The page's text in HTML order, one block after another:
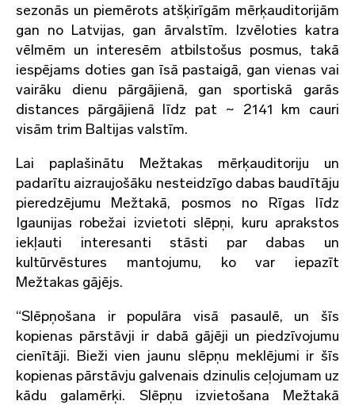
sezonās un piemērots atšķirīgām mērķauditorijām
gan no Latvijas, gan ārvalstīm. Izvēloties katra
vēlmēm un interesēm atbilstošus posmus, takā
iespējams doties gan īsā pastaigā, gan vienas vai
vairāku dienu pārgājienā, gan sportiskā garās
distances pārgājienā līdz pat ~ 2141 km cauri
visām trim Baltijas valstīm.
Lai paplašinātu Mežtakas mērķauditoriju un
padarītu aizraujošāku nesteidzīgo dabas baudītāju
pieredzējumu Mežtakā, posmos no Rīgas līdz
Igaunijas robežai izvietoti slēpņi, kuru aprakstos
iekļauti interesanti stāsti par dabas un
kultūrvēstures mantojumu, ko var iepazīt
Mežtakas gājējs.
“Slēpņošana ir populāra visā pasaulē, un šīs
kopienas pārstāvji ir dabā gājēji un piedzīvojumu
cienītāji. Bieži vien jaunu slēpņu meklējumi ir šīs
kopienas pārstāvju galvenais dzinulis ceļojumam uz
kādu galamērķi. Slēpņu izvietošana Mežtakā